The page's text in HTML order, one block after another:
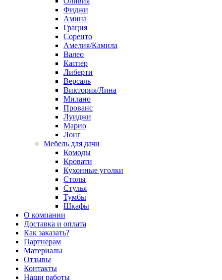
Фиджи
Амина
Грация
Соренто
Амелия/Камила
Валео
Каспер
Либерти
Версаль
Виктория/Лина
Милано
Прованс
Луиджи
Марио
Лонг
Мебель для дачи
Комоды
Кровати
Кухонные уголки
Столы
Стулья
Тумбы
Шкафы
О компании
Доставка и оплата
Как заказать?
Партнерам
Материалы
Отзывы
Контакты
Наши работы